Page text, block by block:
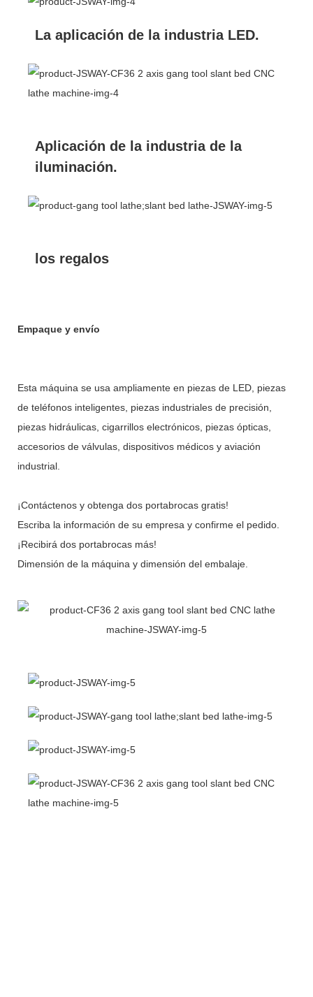
La aplicación de la industria LED.
Aplicación de la industria de la
iluminación.
los regalos
Empaque y envío
Esta máquina se usa ampliamente en piezas de LED, piezas
de teléfonos inteligentes, piezas industriales de precisión,
piezas hidráulicas, cigarrillos electrónicos, piezas ópticas,
accesorios de válvulas, dispositivos médicos y aviación
industrial.
¡Contáctenos y obtenga dos portabrocas gratis!
Escriba la información de su empresa y confirme el pedido.
¡Recibirá dos portabrocas más!
Dimensión de la máquina y dimensión del embalaje.